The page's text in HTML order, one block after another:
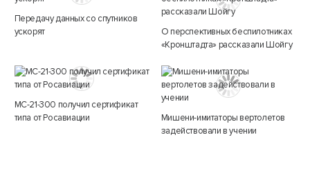
Передачу данных со спутников
ускорят
О перспективных беспилотниках
«Кронштадта» рассказали Шойгу
МС-21-300 получил сертификат
типа от Росавиации
Мишени-имитаторы вертолетов
задействовали в учении